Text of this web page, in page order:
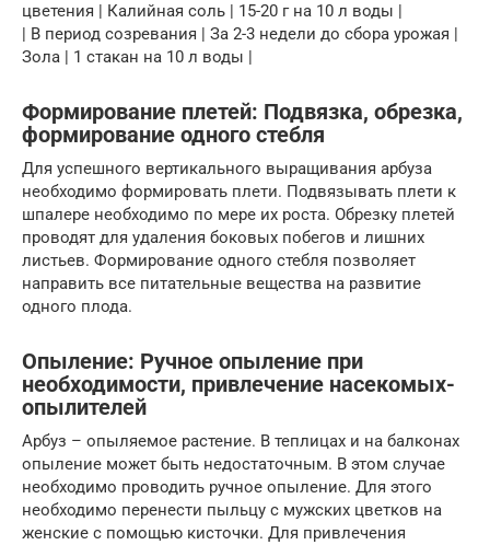
цветения | Калийная соль | 15-20 г на 10 л воды |
| В период созревания | За 2-3 недели до сбора урожая |
Зола | 1 стакан на 10 л воды |
Формирование плетей: Подвязка, обрезка,
формирование одного стебля
Для успешного вертикального выращивания арбуза
необходимо формировать плети. Подвязывать плети к
шпалере необходимо по мере их роста. Обрезку плетей
проводят для удаления боковых побегов и лишних
листьев. Формирование одного стебля позволяет
направить все питательные вещества на развитие
одного плода.
Опыление: Ручное опыление при
необходимости, привлечение насекомых-
опылителей
Арбуз – опыляемое растение. В теплицах и на балконах
опыление может быть недостаточным. В этом случае
необходимо проводить ручное опыление. Для этого
необходимо перенести пыльцу с мужских цветков на
женские с помощью кисточки. Для привлечения